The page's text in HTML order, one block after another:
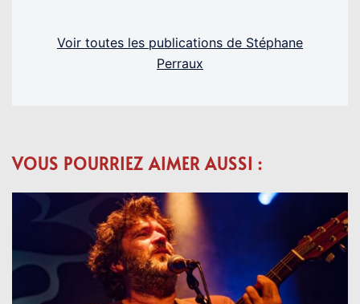
Voir toutes les publications de Stéphane
Perraux
VOUS POURRIEZ AIMER AUSSI :